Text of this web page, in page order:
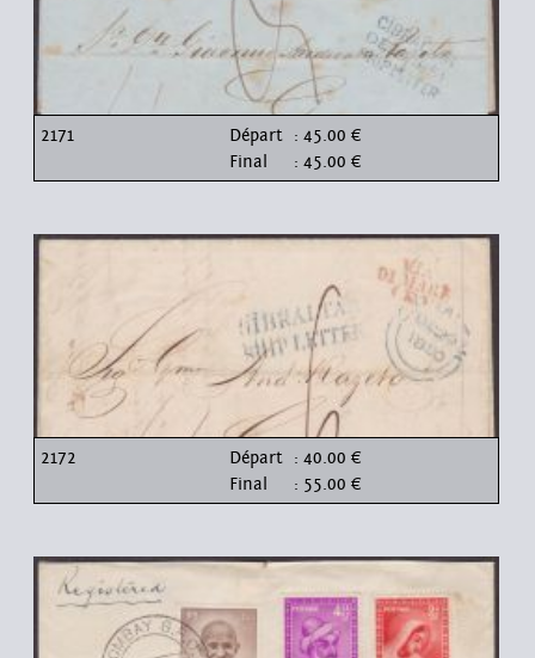
2171 Départ : 45.00 €
Final
: 45.00 €
2172 Départ : 40.00 €
Final
: 55.00 €